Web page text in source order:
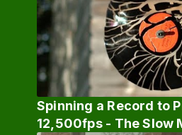
Spinning a Record to
12,500fps - The Slow